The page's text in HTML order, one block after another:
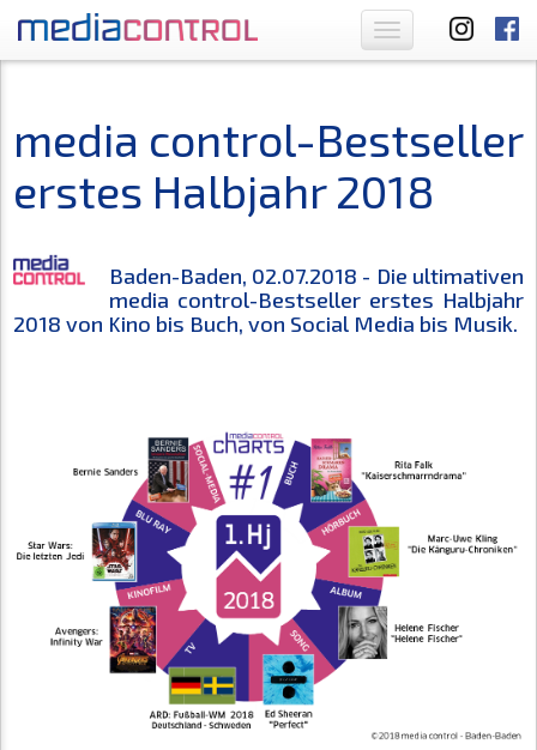
Toggle
navigation
media control-Bestseller
erstes Halbjahr 2018
Baden-Baden, 02.07.2018 - Die ultimativen
media control-Bestseller erstes Halbjahr
2018 von Kino bis Buch, von Social Media bis Musik.